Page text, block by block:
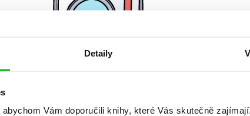
Detaily
Vám doporučili knihy, které Vás skutečně zajímají.